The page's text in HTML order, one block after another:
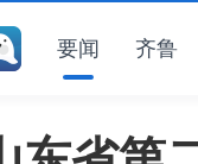
要闻 齐鲁